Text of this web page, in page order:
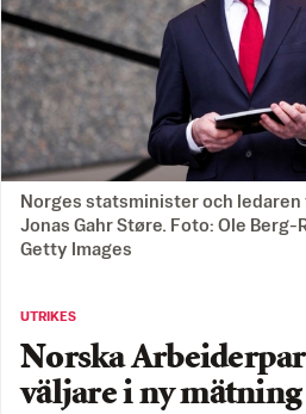
Norges statsminister och
Jonas Gahr Støre. Foto: Ole Berg-
Getty Images
UTRIKES
Norska
väljare i ny mätning